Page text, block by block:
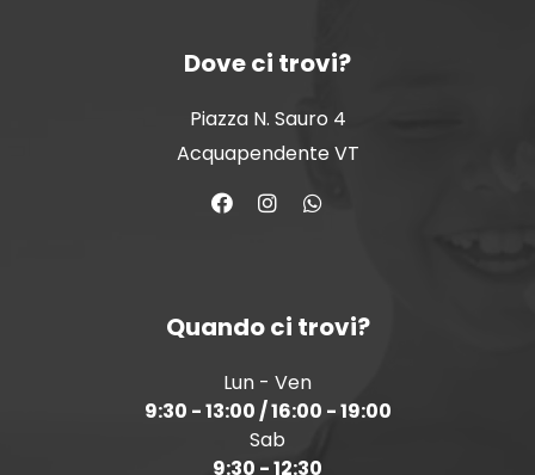
Dove ci trovi?
Piazza N. Sauro 4
Acquapendente VT
Quando ci trovi?
Lun - Ven
9:30 - 13:00 / 16:00 - 19:00
Sab
9:30 - 12:30